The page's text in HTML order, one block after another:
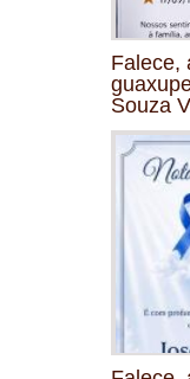
Falece,
Souza